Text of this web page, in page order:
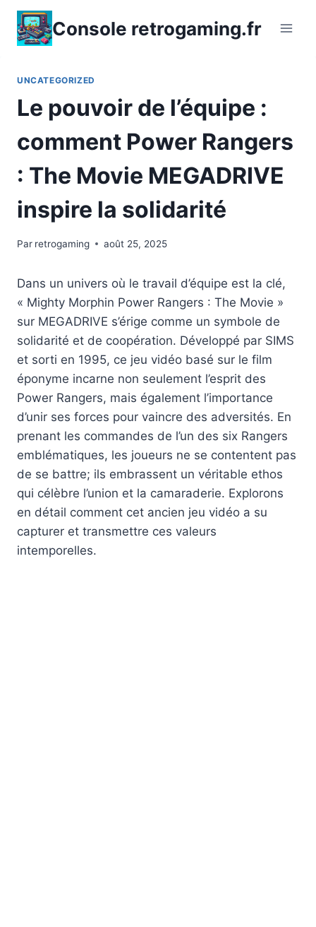
Aller
contenu
Console retrogaming.fr
UNCATEGORIZED
Le pouvoir de l’équipe :
comment Power Rangers
: The Movie MEGADRIVE
inspire la solidarité
Par retrogaming août 25, 2025
Dans un univers où le travail d’équipe est la clé,
« Mighty Morphin Power Rangers : The Movie »
sur MEGADRIVE s’érige comme un symbole de
solidarité et de coopération. Développé par SIMS
et sorti en 1995, ce jeu vidéo basé sur le film
éponyme incarne non seulement l’esprit des
Power Rangers, mais également l’importance
d’unir ses forces pour vaincre des adversités. En
prenant les commandes de l’un des six Rangers
emblématiques, les joueurs ne se contentent pas
de se battre; ils embrassent un véritable ethos
qui célèbre l’union et la camaraderie. Explorons
en détail comment cet ancien jeu vidéo a su
capturer et transmettre ces valeurs
intemporelles.